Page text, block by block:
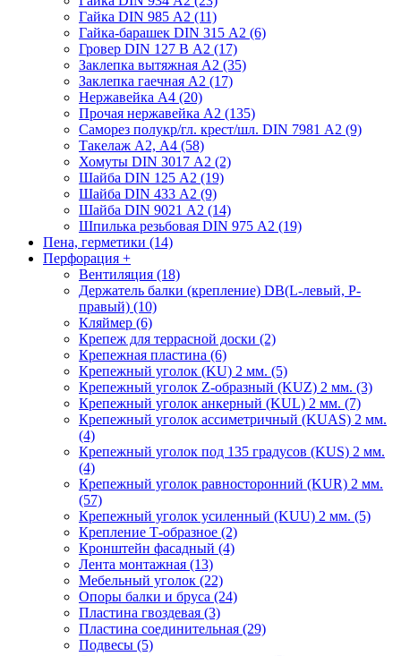
Гайка DIN 985 А2 (11)
Гайка-барашек DIN 315 А2 (6)
Гровер DIN 127 В А2 (17)
Заклепка вытяжная А2 (35)
Заклепка гаечная А2 (17)
Нержавейка А4 (20)
Прочая нержавейка А2 (135)
Саморез полукр/гл. крест/шл. DIN 7981 А2 (9)
Такелаж А2, А4 (58)
Хомуты DIN 3017 А2 (2)
Шайба DIN 125 А2 (19)
Шайба DIN 433 А2 (9)
Шайба DIN 9021 А2 (14)
Шпилька резьбовая DIN 975 А2 (19)
Пена, герметики (14)
Перфорация +
Вентиляция (18)
Держатель балки (крепление) DB(L-левый, P-
правый) (10)
Кляймер (6)
Крепеж для террасной доски (2)
Крепежная пластина (6)
Крепежный уголок (KU) 2 мм. (5)
Крепежный уголок Z-образный (KUZ) 2 мм. (3)
Крепежный уголок анкерный (KUL) 2 мм. (7)
Крепежный уголок ассиметричный (KUAS) 2 мм.
(4)
Крепежный уголок под 135 градусов (KUS) 2 мм.
(4)
Крепежный уголок равносторонний (KUR) 2 мм.
(57)
Крепежный уголок усиленный (KUU) 2 мм. (5)
Крепление Т-образное (2)
Кронштейн фасадный (4)
Лента монтажная (13)
Мебельный уголок (22)
Опоры балки и бруса (24)
Пластина гвоздевая (3)
Пластина соединительная (29)
Подвесы (5)